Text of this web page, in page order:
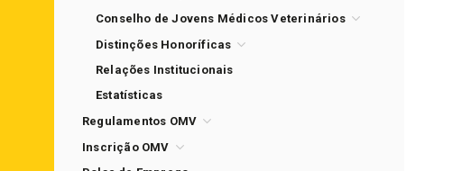
Conselho de Jovens Médicos Veterinários
Distinções Honoríficas
Relações Institucionais
Estatísticas
Regulamentos OMV
Inscrição OMV